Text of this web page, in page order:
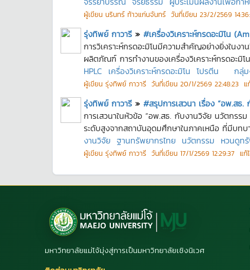
ผู้เขียน นรินทร์ ท้าวแก่นจันทร์ วันที่เขียน 23/2/2569
รุ่งทิพย์ กาวารี » #เครื่องวิเคราะห์กรดอะมิโน
การวิเคราะห์กรดอะมิโนมีความสำคัญอย่างยิ่งใน
ผลิตภัณฑ์ การทำงานของเครื่องวิเคราะห์กรดอะมิโ
HPLC เครื่องวิเคราะห์กรดอะมิโน โปรตีน กลุ่
ผู้เขียน รุ่งทิพย์ กาวารี วันที่เขียน 20/1/2569 22:48:23 แ
รุ่งทิพย์ กาวารี » #สรุปการเสวนา เรื่อง “อพ.ส
การเสวนาในหัวข้อ “อพ.สธ. กับงานวิจัย นวัตกร
ระดับสูงจากสถาบันอุดมศึกษาในภาคเหนือ ที่มีบทบ
งานวิจัย ฐานทรัพยากรไทย นวัตกรรม หวนดูท
ผู้เขียน รุ่งทิพย์ กาวารี วันที่เขียน 17/1/2569 12:29:37 แก้
มหาวิทยาลัยแม่โจ้มุ่งสู่การเป็นมหาวิทยาลัยเชิงนิเวศ